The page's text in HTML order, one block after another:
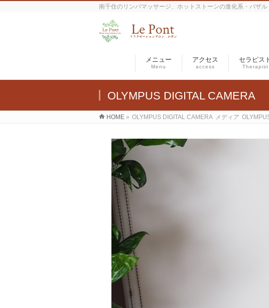
南千住のリンパマッサージ、ホットストーンの進化系・バザ
メニュー
Menu
アクセス
access
セラピス
Therapist
OLYMPUS DIGITAL CAMERA
HOME » OLYMPUS DIGITAL CAMERA メディア